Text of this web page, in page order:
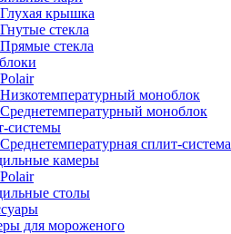
Глухая крышка
Гнутые стекла
Прямые стекла
Polair
Низкотемпературный моноблок
Среднетемпературный моноблок
системы
Среднетемпературная сплит-система
камеры
Polair
столы
для мороженого